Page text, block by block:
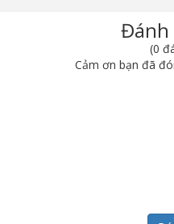
Đánh
(0
Cảm ơn bạn đã